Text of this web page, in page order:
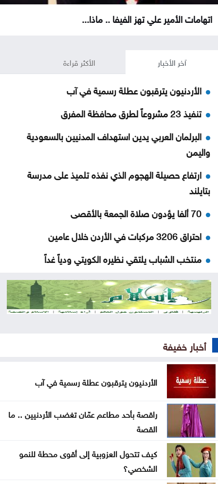
اتهامات الأمير علي تهز الفيفا .. ماذا...
آخر الأخبار الأكثر قراءة
الأردنيون يترقبون عطلة رسمية في آب
تنفيذ 23 مشروعاً لطرق محافظة المفرق
البرلمان العربي يدين استهداف المدنيين بالسعودية
واليمن
ارتفاع حصيلة الهجوم الذي نفذه تلميذ على مدرسة
بتايلند
70 ألفا يؤدون صلاة الجمعة بالأقصى
احتراق 3206 مركبات في الأردن خلال عامين
منتخب الشباب يلتقي نظيره الكويتي ودياً غداً
السعودية للحوثيين: التحالف لن يقف مكتوف اليدين
توجيه لإزالة المركبات المهملة والمعطلة في الرصيفة
توقيع اتفاقية دفاع بين السعودية وتركيا وباكستان
الجامعة العربية تدين الهجمات على السعودية واليمن
تواصل فعاليات مهرجان صيف الأردن الجمعة
ارتفاع الأسهم البريطانية الجمعة
الرئيس الجديد لكولومبيا يتولى منصبه رسمياً اليوم
أخبار خفيفة
الأردنيون يترقبون عطلة رسمية في آب
راقصة بأحد مطاعم عمّان تغضب الأردنيين .. ما
القصة
كيف تتحول العزوبية إلى أقوى محطة للنمو
الشخصي؟